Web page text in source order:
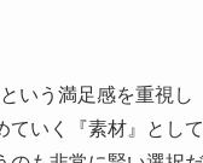
いう満足感を重視し
ていく『素材』として